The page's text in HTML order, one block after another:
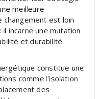
meilleure
changement est loin
incarne une mutation
et durabilité
constitue une
comme l’isolation
des